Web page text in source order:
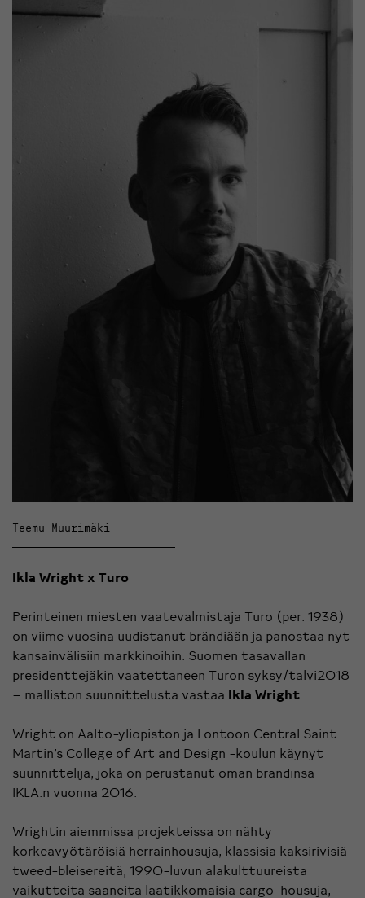
Teemu Muurimäki
Ikla Wright x Turo
Perinteinen miesten vaatevalmistaja Turo (per. 1938)
on viime vuosina uudistanut brändiään ja panostaa nyt
kansainvälisiin markkinoihin. Suomen tasavallan
presidenttejäkin vaatettaneen Turon syksy/talvi2018
– malliston suunnittelusta vastaa Ikla Wright.
Wright on Aalto-yliopiston ja Lontoon Central Saint
Martin’s College of Art and Design -koulun käynyt
suunnittelija, joka on perustanut oman brändinsä
IKLA:n vuonna 2016.
Wrightin aiemmissa projekteissa on nähty
korkeavyötäröisiä herrainhousuja, klassisia kaksirivisiä
tweed-bleisereitä, 1990-luvun alakulttuureista
vaikutteita saaneita laatikkomaisia cargo-housuja,